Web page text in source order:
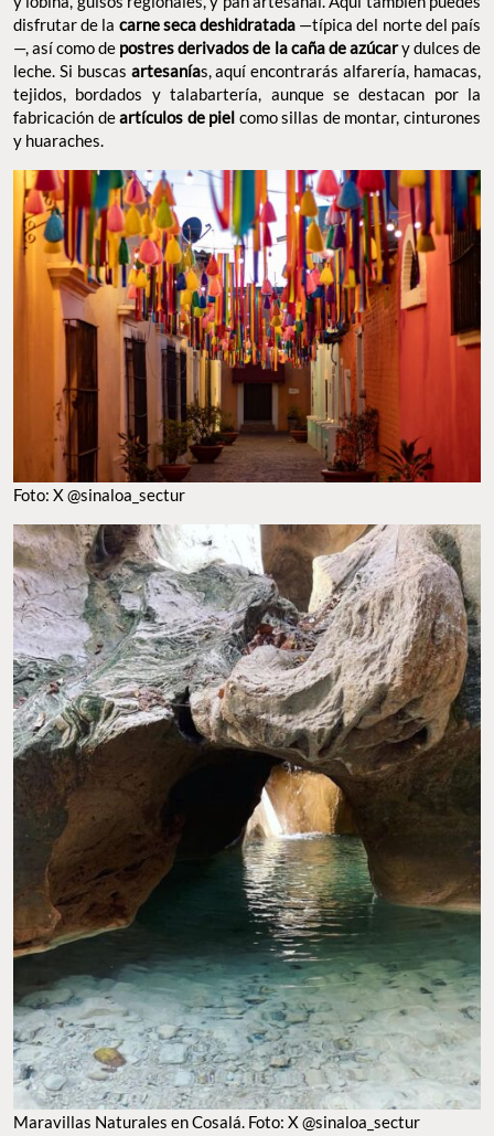
tilapia y lobina, guisos regionales, y pan artesanal. Aquí también
puedes disfrutar de lacarne seca deshidratada—típica del norte
del país—, así como depostres derivados de la caña de azúcary
dulces de leche. Si buscasartesanías, aquí encontrarás alfarería,
hamacas, tejidos, bordados y talabartería, aunque se destacan
por la fabricación de
MARAVILLAS NATURALES EN COSALÁ. FOTO: X @SINALOA_SECTUR